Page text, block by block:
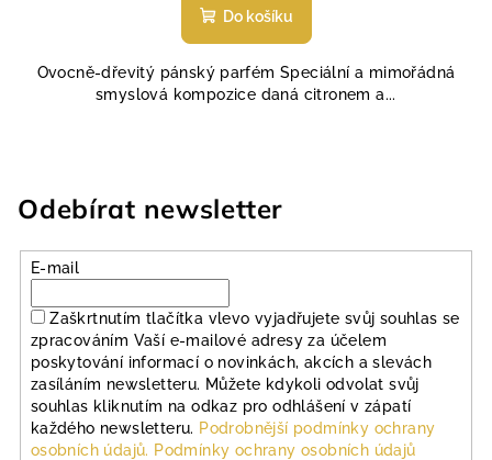
produktu
z
5
Do košíku
Ovocně-dřevitý pánský parfém Speciální a mimořádná
smyslová kompozice daná citronem a...
Odebírat newsletter
E-mail
Zaškrtnutím tlačítka vlevo vyjadřujete svůj souhlas se
zpracováním Vaší e-mailové adresy za účelem
poskytování informací o novinkách, akcích a slevách
zasíláním newsletteru. Můžete kdykoli odvolat svůj
souhlas kliknutím na odkaz pro odhlášení v zápatí
každého newsletteru. Podrobnější podmínky ochrany
osobních údajů. Podmínky ochrany osobních údajů